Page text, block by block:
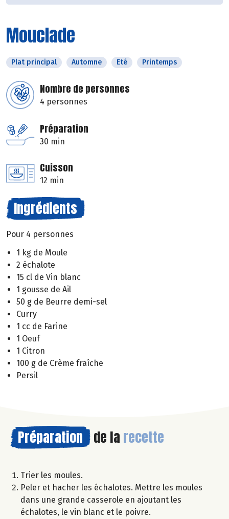
Mouclade
Plat principal Automne Eté Printemps
Nombre de personnes
4 personnes
Préparation
30 min
Cuisson
12 min
Ingrédients
Pour 4 personnes
1 kg de Moule
2 échalote
15 cl de Vin blanc
1 gousse de Ail
50 g de Beurre demi-sel
Curry
1 cc de Farine
1 Oeuf
1 Citron
100 g de Crème fraîche
Persil
Préparation de la recette
Trier les moules.
Peler et hacher les échalotes. Mettre les moules
dans une grande casserole en ajoutant les
échalotes, le vin blanc et le poivre.